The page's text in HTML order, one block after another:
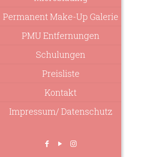
Permanent Make-Up Galerie
PMU Entfernungen
Schulungen
Preisliste
Kontakt
Impressum/ Datenschutz